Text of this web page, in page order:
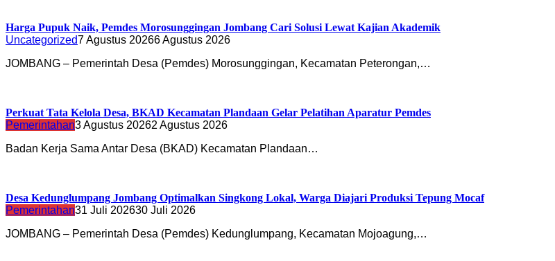
Harga Pupuk Naik, Pemdes Morosunggingan Jombang Cari Solusi Lewat Kajian Akademik
Uncategorized7 Agustus 20266 Agustus 2026
JOMBANG – Pemerintah Desa (Pemdes) Morosunggingan, Kecamatan Peterongan,…
Perkuat Tata Kelola Desa, BKAD Kecamatan Plandaan Gelar Pelatihan Aparatur Pemdes
Pemerintahan3 Agustus 20262 Agustus 2026
Badan Kerja Sama Antar Desa (BKAD) Kecamatan Plandaan…
Desa Kedunglumpang Jombang Optimalkan Singkong Lokal, Warga Diajari Produksi Tepung Mocaf
Pemerintahan31 Juli 202630 Juli 2026
JOMBANG – Pemerintah Desa (Pemdes) Kedunglumpang, Kecamatan Mojoagung,…